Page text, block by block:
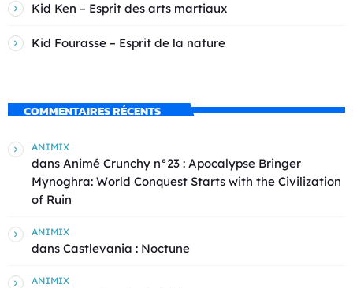
Kid Ken – Esprit des arts martiaux
Kid Fourasse – Esprit de la nature
COMMENTAIRES RÉCENTS
ANIMIX
dans Animé Crunchy n°23 : Apocalypse Bringer
Mynoghra: World Conquest Starts with the Civilization
of Ruin
ANIMIX
dans Castlevania : Noctune
ANIMIX